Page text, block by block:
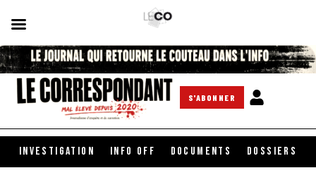
S'ABONNER
INVESTIGATION INFO OFF DOCUMENTS DOSSIERS